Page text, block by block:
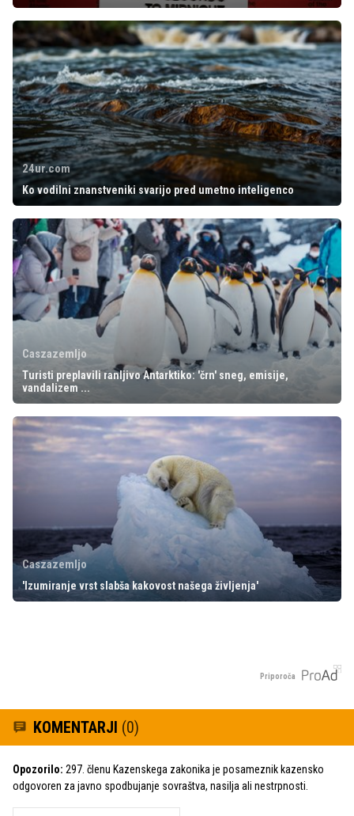
24ur.com
Ko vodilni znanstveniki svarijo pred umetno inteligenco
Caszazemljo
Turisti preplavili ranljivo Antarktiko: 'črn' sneg, emisije,
vandalizem ...
Caszazemljo
'Izumiranje vrst slabša kakovost našega življenja'
Priporoča
KOMENTARJI (0)
Opozorilo: 297. členu Kazenskega zakonika je posameznik kazensko
odgovoren za javno spodbujanje sovraštva, nasilja ali nestrpnosti.